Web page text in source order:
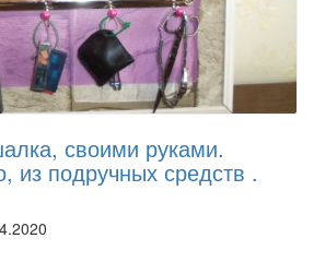
своими руками.
из подручных средств .